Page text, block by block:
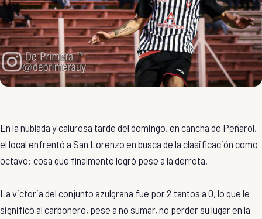
En la nublada y calurosa tarde del domingo, en cancha de Peñarol,
el local enfrentó a San Lorenzo en busca de la clasificación como
octavo; cosa que finalmente logró pese a la derrota.
La victoria del conjunto azulgrana fue por 2 tantos a 0, lo que le
significó al carbonero, pese a no sumar, no perder su lugar en la